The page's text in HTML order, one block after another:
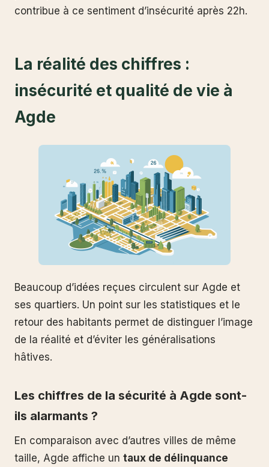
contribue à ce sentiment d’insécurité après 22h.
La réalité des chiffres :
insécurité et qualité de vie à
Agde
Beaucoup d’idées reçues circulent sur Agde et
ses quartiers. Un point sur les statistiques et le
retour des habitants permet de distinguer l’image
de la réalité et d’éviter les généralisations
hâtives.
Les chiffres de la sécurité à Agde sont-
ils alarmants ?
En comparaison avec d’autres villes de même
taille, Agde affiche un taux de délinquance